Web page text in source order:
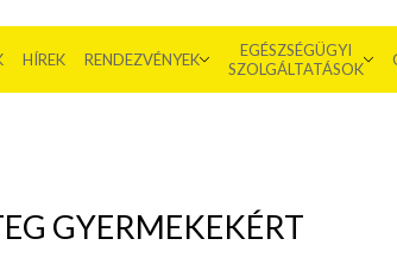
HÍREK RENDEZVÉNYEK
EGÉSZSÉGÜGYI
SZOLGÁLTATÁSOK
GYERMEKEKÉRT